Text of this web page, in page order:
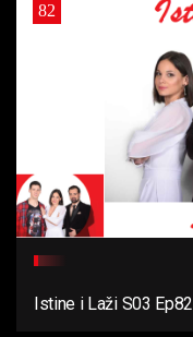
82
Istine i Laži S03 Ep82